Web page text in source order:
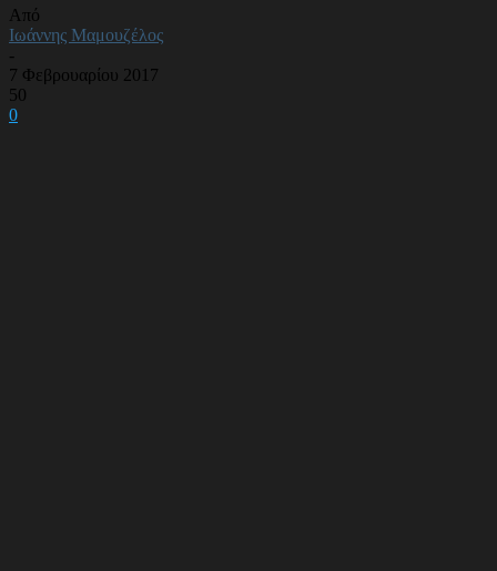
Από
Ιωάννης Μαμουζέλος
-
7 Φεβρουαρίου 2017
50
0